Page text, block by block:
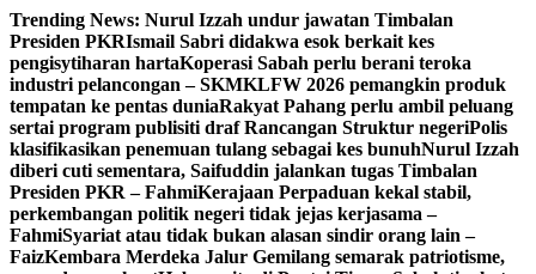
Skip
to
content
Trending News: Nurul Izzah undur jawatan Timbalan
Presiden PKRIsmail Sabri didakwa esok berkait kes
pengisytiharan hartaKoperasi Sabah perlu berani teroka
industri pelancongan – SKMKLFW 2026 pemangkin produk
tempatan ke pentas duniaRakyat Pahang perlu ambil peluang
sertai program publisiti draf Rancangan Struktur negeriPolis
klasifikasikan penemuan tulang sebagai kes bunuhNurul Izzah
diberi cuti sementara, Saifuddin jalankan tugas Timbalan
Presiden PKR – FahmiKerajaan Perpaduan kekal stabil,
perkembangan politik negeri tidak jejas kerjasama –
FahmiSyariat atau tidak bukan alasan sindir orang lain –
FaizKembara Merdeka Jalur Gemilang semarak patriotisme,